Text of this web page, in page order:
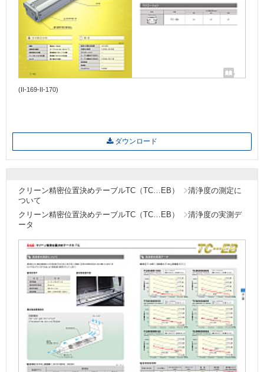
(II-169-II-170)
ダウンロード
クリーン精密位置決めテーブルTC（TC…EB）
清浄度の測定に
ついて
クリーン精密位置決めテーブルTC（TC…EB）
清浄度の実測デ
ータ